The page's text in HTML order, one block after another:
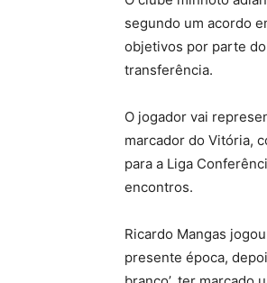
segundo um acordo
objetivos por parte
transferência.
O jogador vai
marcador do Vitória,
para a Liga
encontros.
Ricardo Mangas
presente época,